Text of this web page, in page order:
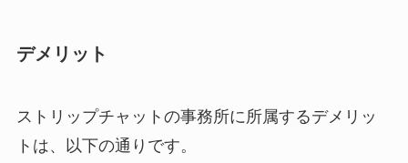
デメリット
ストリップチャットの事務所に所属するデメリッ
トは、以下の通りです。